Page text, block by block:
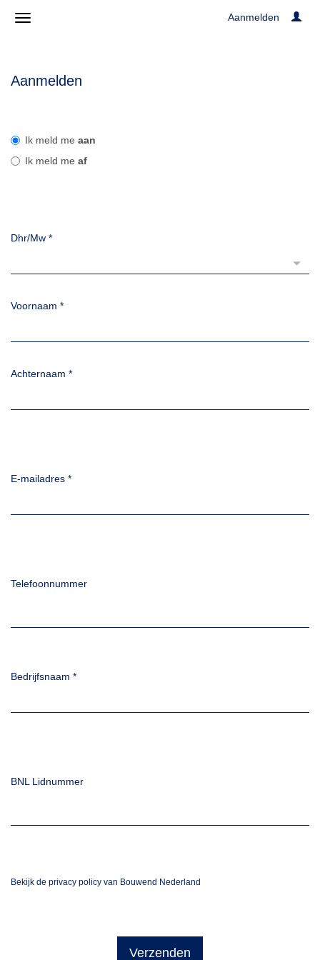
Aanmelden
Aanmelden
Ik meld me aan
Ik meld me af
Dhr/Mw *
Voornaam *
Achternaam *
E-mailadres *
Telefoonnummer
Bedrijfsnaam *
BNL Lidnummer
Bekijk de privacy policy van Bouwend Nederland
Verzenden